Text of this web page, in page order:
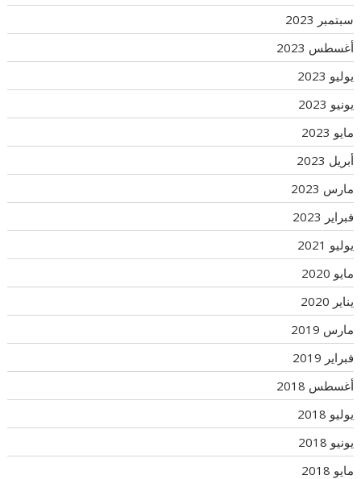
سبتمبر 2023
أغسطس 2023
يوليو 2023
يونيو 2023
مايو 2023
أبريل 2023
مارس 2023
فبراير 2023
يوليو 2021
مايو 2020
يناير 2020
مارس 2019
فبراير 2019
أغسطس 2018
يوليو 2018
يونيو 2018
مايو 2018